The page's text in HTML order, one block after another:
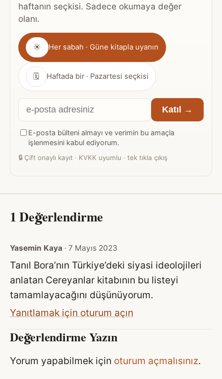
haftanın seçkisi. Sadece okumaya değer
olanı.
Gönderim
sıklığı
☀ Her sabah · Güne kitapla uyanın
🗓 Haftada bir · Pazartesi seçkisi
E-
posta
adresiniz
Katıl →
E-posta bülteni almayı ve verimin bu amaçla
işlenmesini kabul ediyorum.
🔒 Çift onaylı kayıt · KVKK uyumlu · tek tıkla çıkış
1 Değerlendirme
Yasemin Kaya · 7 Mayıs 2023
Tanıl Bora’nın Türkiye’deki siyasi ideolojileri
anlatan Cereyanlar kitabının bu listeyi
tamamlayacağını düşünüyorum.
Yanıtlamak için oturum açın
Değerlendirme Yazın
Yorum yapabilmek için oturum açmalısınız.